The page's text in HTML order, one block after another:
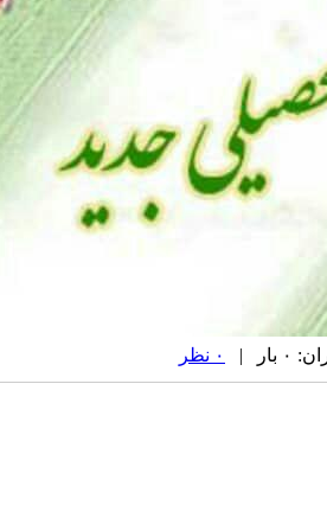
| ۰ نظر